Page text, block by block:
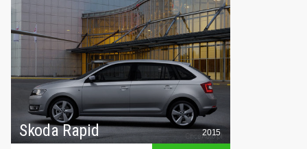
Skoda Rapid 2015